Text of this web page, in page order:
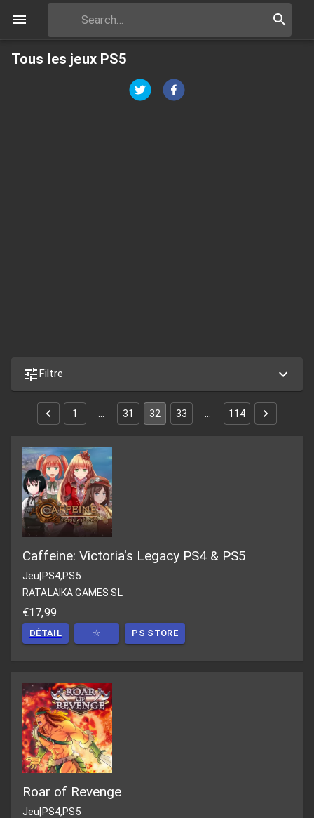
Tous les jeux PS5
Filtre
1 31 32 33 114
Caffeine: Victoria's Legacy PS4 & PS5
Jeu|PS4,PS5
RATALAIKA GAMES SL
€17,99
DÉTAIL ☆ PS STORE
Roar of Revenge
Jeu PS4,PS5